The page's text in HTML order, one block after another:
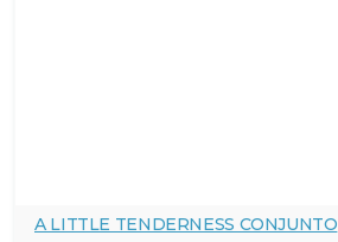
A LITTLE TENDERNESS CONJUNTO